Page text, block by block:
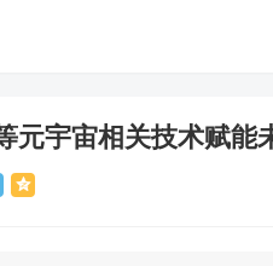
元宇宙相关技术赋能